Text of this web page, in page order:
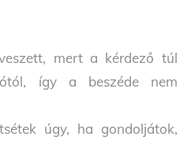
mert a kérdező túl
így a beszéde nem
úgy, ha gondoljátok,